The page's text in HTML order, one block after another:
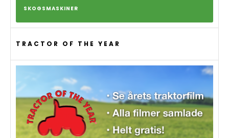
SKOGSMASKINER
TRACTOR OF THE YEAR